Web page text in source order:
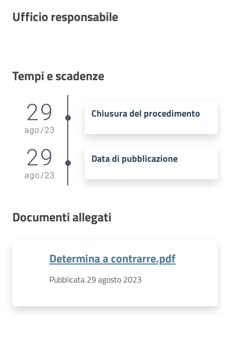
Ufficio responsabile
Tempi e scadenze
29
ago/23
Chiusura del procedimento
29
ago/23
Data di pubblicazione
Documenti allegati
Determina a contrarre.pdf
Pubblicata 29 agosto 2023